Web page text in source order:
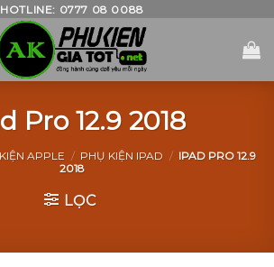
HOTLINE: 0777 08 0088
Pro 12.9 2018
APPLE / PHỤ KIỆN IPAD / IPAD PRO 12.9
2018
LỌC